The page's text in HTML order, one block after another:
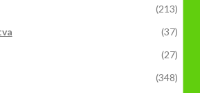
(213)
(37)
(27)
(348)